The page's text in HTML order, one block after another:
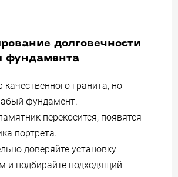
долговечности
фундамента
качественного гранита, но
фундамент.
перекосится, появятся
портрета.
доверяйте установку
и подбирайте подходящий